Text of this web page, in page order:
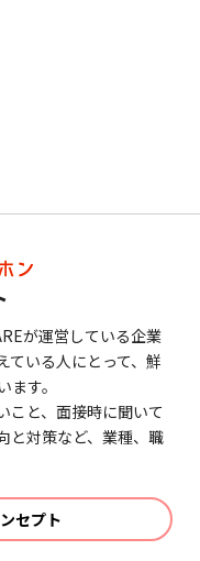
が運営している企業
ている人にとって、鮮
す。
こと、面接時に聞いて
と対策など、業種、職
セプト